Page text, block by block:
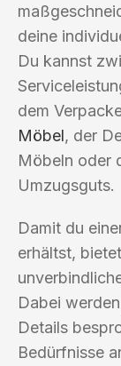
deine
Du kannst
dem
Möbel, der
Möbeln oder
Umzugsguts.
Damit du
erhältst,
Dabei
Details
Bedürfnisse